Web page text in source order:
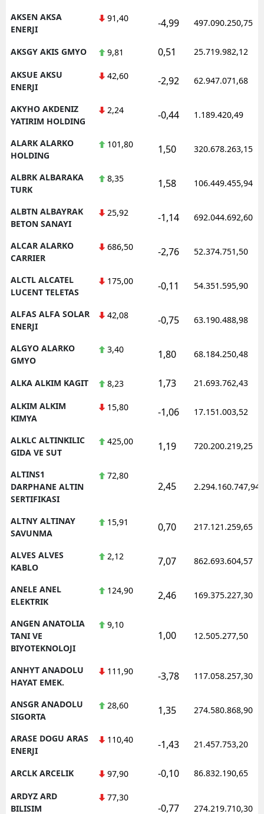
AKSEN AKSA
ENERJI
91,40 -4,99 497.090.250,75
AKSGY AKIS GMYO 9,81 0,51 25.719.982,12
AKSUE AKSU
ENERJI
42,60 -2,92 62.947.071,68
AKYHO AKDENIZ
YATIRIM HOLDING
2,24 -0,44 1.189.420,49
ALARK ALARKO
HOLDING
101,80 1,50 320.678.263,15
ALBRK ALBARAKA
TURK
8,35 1,58 106.449.455,94
ALBTN ALBAYRAK
BETON SANAYI
25,92 -1,14 692.044.692,60
ALCAR ALARKO
CARRIER
686,50 -2,76 52.374.751,50
ALCTL ALCATEL
LUCENT TELETAS
175,00 -0,11 54.351.595,90
ALFAS ALFA SOLAR
ENERJI
42,08 -0,75 63.190.488,98
ALGYO ALARKO
GMYO
3,40 1,80 68.184.250,48
ALKA ALKIM KAGIT 8,23 1,73 21.693.762,43
ALKIM ALKIM
KIMYA
15,80 -1,06 17.151.003,52
ALKLC ALTINKILIC
GIDA VE SUT
425,00 1,19 720.200.219,25
ALTINS1
DARPHANE ALTIN
SERTIFIKASI
72,80
2,45 2.294.160.747,94
ALTNY ALTINAY
SAVUNMA
15,91 0,70 217.121.259,65
ALVES ALVES
KABLO
2,12 7,07 862.693.604,57
ANELE ANEL
ELEKTRIK
124,90 2,46 169.375.227,30
ANGEN ANATOLIA
TANI VE
BIYOTEKNOLOJI
9,10
1,00 12.505.277,50
ANHYT ANADOLU
HAYAT EMEK.
111,90 -3,78 117.058.257,30
ANSGR ANADOLU
SIGORTA
28,60 1,35 274.580.868,90
ARASE DOGU ARAS
ENERJI
110,40 -1,43 21.457.753,20
ARCLK ARCELIK 97,90 -0,10 86.832.190,65
ARDYZ ARD
BILISIM
77,30
-0,77 274.219.710,30